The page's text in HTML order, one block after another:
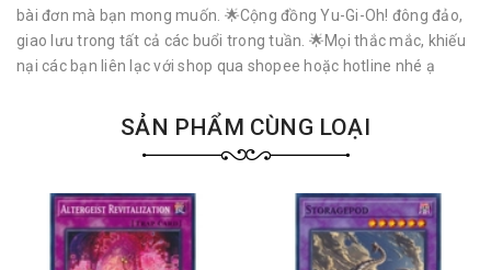
bài đơn mà bạn mong muốn. 🌟Cộng đồng Yu-Gi-Oh! đông đảo,
giao lưu trong tất cả các buổi trong tuần. 🌟Mọi thắc mắc, khiếu
nại các bạn liên lạc với shop qua shopee hoặc hotline nhé ạ
SẢN PHẨM CÙNG LOẠI